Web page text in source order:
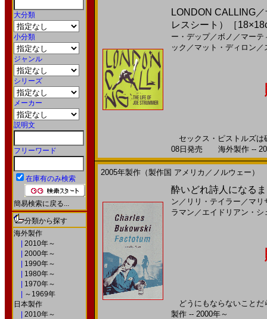
大分類
小分類
ジャンル
シリーズ
メーカー
説明文
フリーワード
在庫有のみ検索
簡易検索に戻る...
分類から探す
海外製作
2010年～
2000年～
1990年～
1980年～
1970年～
～1969年
日本製作
2010年～
LONDON CALLING
レスシート）［
ー・デップ／ボノ ／ マーテ
ック ／ マット・ディロン ／
セックス・ピストルズは
08日発売 海外製作 --
2005年製作（製作国 アメリカ／ノルウェー）
酔いどれ詩人になる
ン ／ リリ・テイラー ／ マリ
ラマン ／ エイドリアン・シ
どうにもならないこと
製作 -- 2000年～